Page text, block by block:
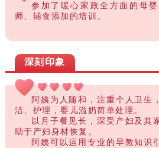
参加了暖心家政全方面的母
师、辅食添加的培训。
深刻印象
阿姨为人随和，注重个人卫生
洁、护理，婴儿溢奶简单处理。
以月子餐见长，深受产妇及其
助于产妇身材恢复。
阿姨可以运用专业的早教知识